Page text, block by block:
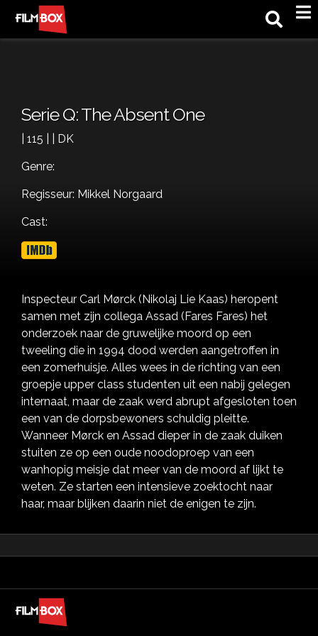
Serie Q: The Absent One
| 115 | | DK
Genre:
Regisseur: Mikkel Norgaard
Cast:
Inspecteur Carl Mørck (Nikolaj Lie Kaas) heropent
samen met zijn collega Assad (Fares Fares) het
onderzoek naar de gruwelijke moord op een
tweeling die in 1994 dood werden aangetroffen in
een zomerhuisje. Alles wees in de richting van een
groepje upper class studenten uit een nabij gelegen
internaat, maar de zaak werd abrupt afgesloten toen
een van de dorpsbewoners schuldig pleitte.
Wanneer Mørck en Assad dieper in de zaak duiken
stuiten ze op een oude noodoproep van een
wanhopig meisje dat meer van de moord af lijkt te
weten. Ze starten een intensieve zoektocht naar
haar, maar blijken daarin niet de enigen te zijn.